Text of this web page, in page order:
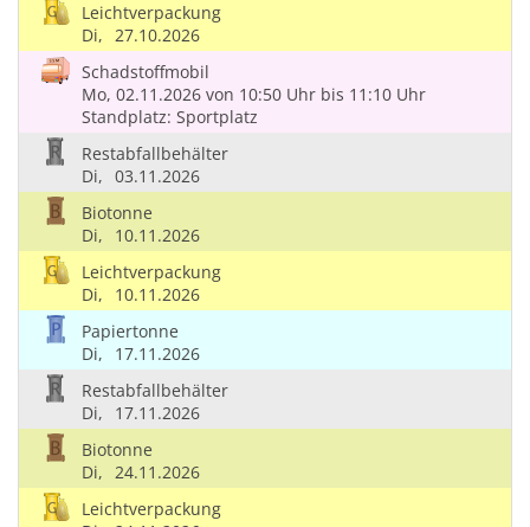
Leichtverpackung
Di, 27.10.2026
Schadstoffmobil
Mo, 02.11.2026 von 10:50 Uhr bis 11:10 Uhr
Standplatz: Sportplatz
Restabfallbehälter
Di, 03.11.2026
Biotonne
Di,
10.11.2026
Leichtverpackung
Di,
10.11.2026
Papiertonne
Di,
17.11.2026
Restabfallbehälter
Di,
17.11.2026
Biotonne
Di, 24.11.2026
Leichtverpackung